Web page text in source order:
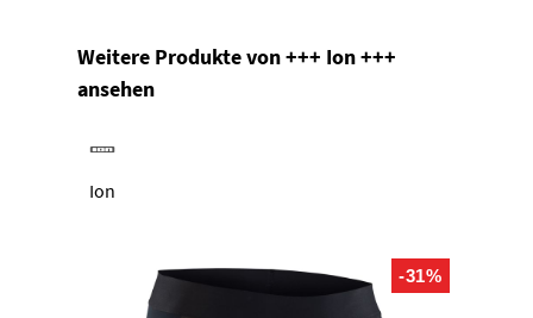
Produktgalerie überspringen
Weitere Produkte von +++ Ion +++
ansehen
Ion
-31%